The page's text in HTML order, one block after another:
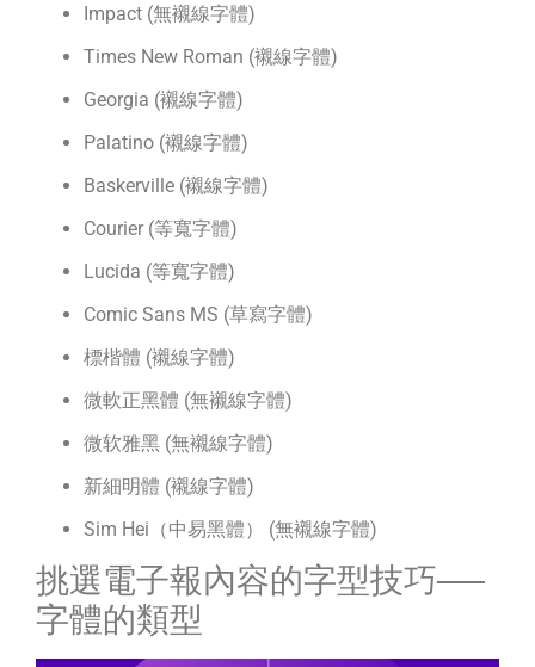
Impact (無襯線字體)
Times New Roman (襯線字體)
Georgia (襯線字體)
Palatino (襯線字體)
Baskerville (襯線字體)
Courier (等寬字體)
Lucida (等寬字體)
Comic Sans MS (草寫字體)
標楷體 (襯線字體)
微軟正黑體 (無襯線字體)
微软雅黑 (無襯線字體)
新細明體 (襯線字體)
Sim Hei（中易黑體） (無襯線字體)
挑選電子報內容的字型技巧──
字體的類型